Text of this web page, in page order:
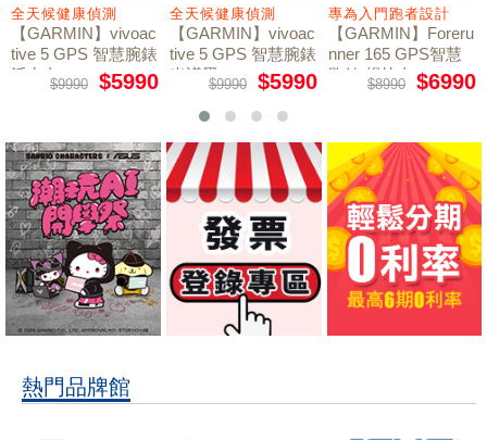
全天候健康偵測
【GARMIN】vivoac
tive 5 GPS 智慧腕錶
活力白
$9990 $5990
全天候健康偵測
【GARMIN】vivoac
tive 5 GPS 智慧腕錶
光譜黑
$9990 $5990
專為入門跑者設計
【GARMIN】Foreru
nner 165 GPS智慧
跑錶 暢快白
$8990 $6990
熱門品牌館